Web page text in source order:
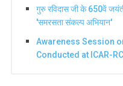
गुरु रविदास जी के 650वें
'समरसता संकल्प अभियान'
Awareness Session
Conducted at ICAR-